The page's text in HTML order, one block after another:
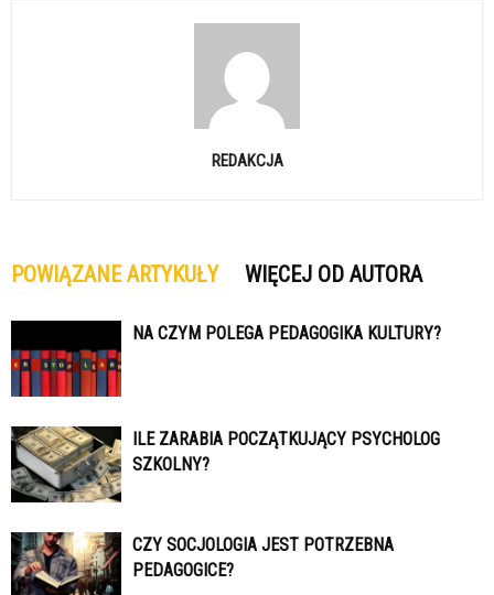
REDAKCJA
POWIĄZANE ARTYKUŁY WIĘCEJ OD AUTORA
NA CZYM POLEGA PEDAGOGIKA KULTURY?
ILE ZARABIA POCZĄTKUJĄCY PSYCHOLOG
SZKOLNY?
CZY SOCJOLOGIA JEST POTRZEBNA
PEDAGOGICE?